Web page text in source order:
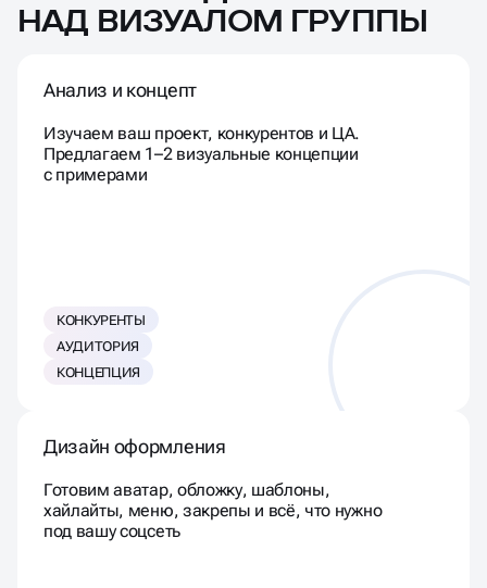
КАК ПРОХОДИТ РАБОТА
Анализ и концепт
Изучаем ваш проект, конкурентов и ЦА.
Предлагаем 1–2 визуальные концепции
КОНКУРЕНТЫ
АУДИТОРИЯ
Дизайн оформления
Готовим аватар, обложку, шаблоны,
хайлайты, меню, закрепы и всё, что нужно